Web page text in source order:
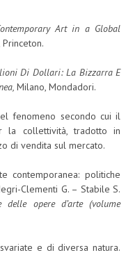
Art in a Global
Di Dollari: La Bizzarra E
Milano, Mondadori.
fenomeno secondo cui il
la collettività, tradotto in
di vendita sul mercato.
contemporanea: politiche
Clementi G. – Stabile S.
opere d’arte (volume
e di diversa natura.